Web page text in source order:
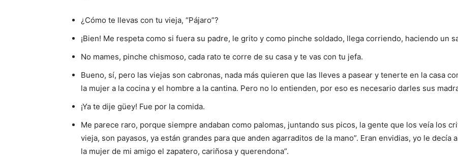
¿Cómo te llevas con tu vieja, “Pájaro”?
¡Bien! Me respeta como si fuera su padre, le grito y como pinche soldado, llega corriendo, haciendo un
No mames, pinche chismoso, cada rato te corre de su casa y te vas con tu jefa.
Bueno, sí, pero las viejas son cabronas, nada más quieren que las lleves a pasear y tenerte en la casa
la mujer a la cocina y el hombre a la cantina. Pero no lo entienden, por eso es necesario darles sus
¡Ya te dije güey! Fue por la comida.
Me parece raro, porque siempre andaban como palomas, juntando sus picos, la gente que los veía los
vieja, son payasos, ya están grandes para que anden agarraditos de la mano”. Eran envidias, yo le decía
la mujer de mi amigo el zapatero, cariñosa y querendona”.